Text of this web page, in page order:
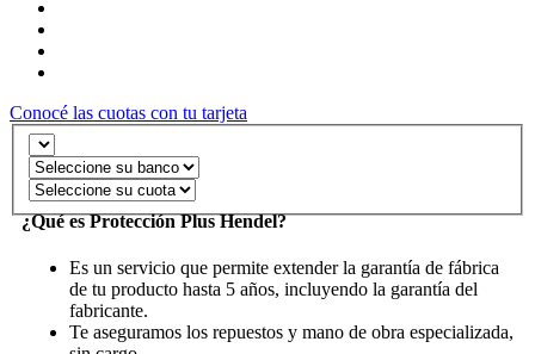
Conocé las cuotas con tu tarjeta
¿Qué es Protección Plus Hendel?
Es un servicio que permite extender la garantía de fábrica
de tu producto hasta 5 años, incluyendo la garantía del
fabricante.
Te aseguramos los repuestos y mano de obra especializada,